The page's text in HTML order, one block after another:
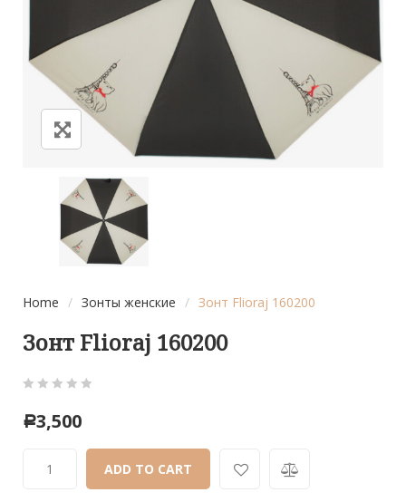
Home / Зонты женские / Зонт Flioraj 160200
Зонт Flioraj 160200
out
based
Р3,500
ADD TO CART